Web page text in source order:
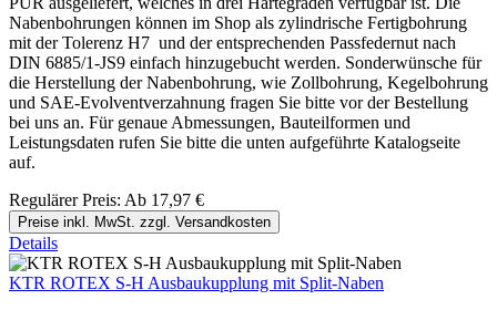
Nabenbohrungen können im Shop als zylindrische Fertigbohrung
mit der Tolerenz H7 und der entsprechenden Passfedernut nach
DIN 6885/1-JS9 einfach hinzugebucht werden. Sonderwünsche für
die Herstellung der Nabenbohrung, wie Zollbohrung, Kegelbohrung
und SAE-Evolventverzahnung fragen Sie bitte vor der Bestellung
bei uns an. Für genaue Abmessungen, Bauteilformen und
Leistungsdaten rufen Sie bitte die unten aufgeführte Katalogseite
auf.
Regulärer Preis: Ab 17,97 €
Preise inkl. MwSt. zzgl. Versandkosten
Details
KTR ROTEX S-H Ausbaukupplung mit Split-Naben